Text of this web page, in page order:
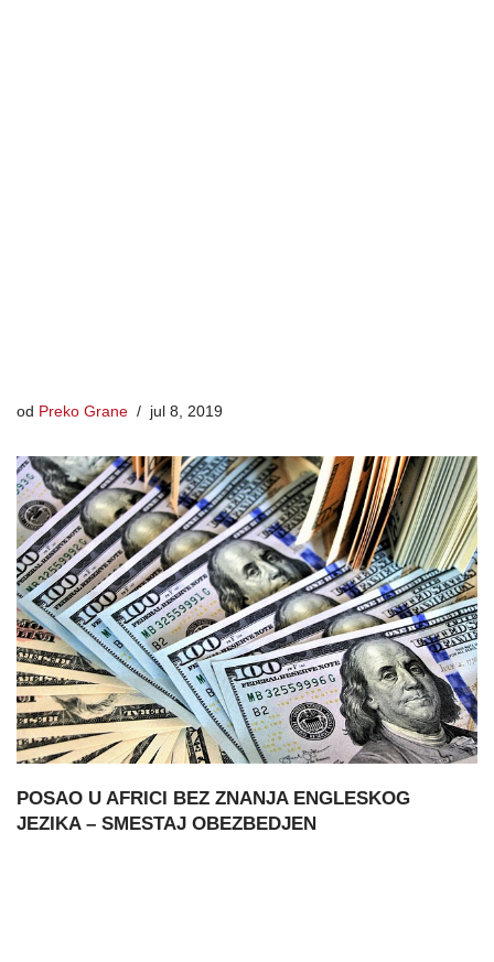
od Preko Grane jul 8, 2019
POSAO U AFRICI BEZ ZNANJA ENGLESKOG
JEZIKA – SMESTAJ OBEZBEDJEN